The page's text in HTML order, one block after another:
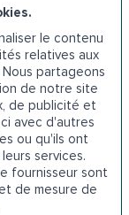
le contenu
relatives aux
partageons
de notre site
de publicité et
avec d'autres
ou qu'ils ont
services.
fournisseur sont
de mesure de
cachés dans
sous-plancher à
garantissent
travail d’un
qui peut faire
de finition,